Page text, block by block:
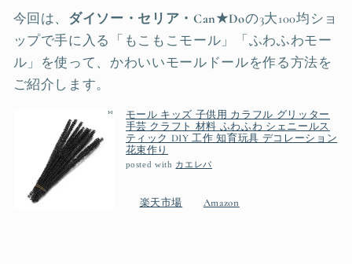
今回は、 ダイソー・セリア・Can★Doの3大100均ショ
ップで手に入る「もこもこモール」「ふわふわモー
ル」を使って、かわいいモールドールを作る方法を
ご紹介します。
モール キッズ 子供用 カラフル グリッター
手芸 クラフト 材料 ふわふわ シェニールス
ティック DIY 工作 知育玩具 デコレーション
花束作り
posted with カエレバ
楽天市場 Amazon